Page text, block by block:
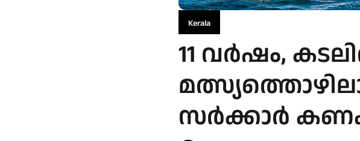
Kerala
11 വര്‍ഷം,
സര്‍ക്കാര്‍